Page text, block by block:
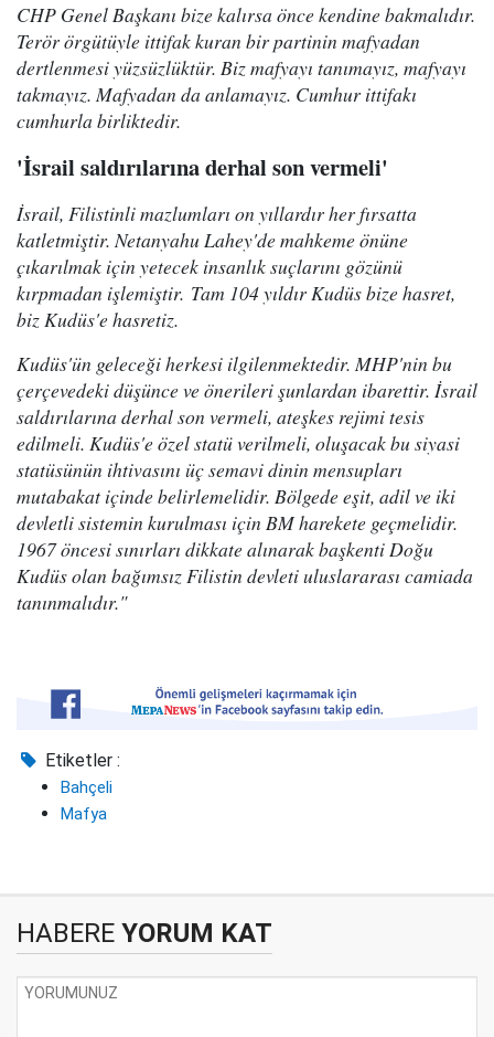
CHP Genel Başkanı bize kalırsa önce kendine bakmalıdır.
Terör örgütüyle ittifak kuran bir partinin mafyadan
dertlenmesi yüzsüzlüktür. Biz mafyayı tanımayız, mafyayı
takmayız. Mafyadan da anlamayız. Cumhur ittifakı
cumhurla birliktedir.
'İsrail saldırılarına derhal son vermeli'
İsrail, Filistinli mazlumları on yıllardır her fırsatta
katletmiştir. Netanyahu Lahey'de mahkeme önüne
çıkarılmak için yetecek insanlık suçlarını gözünü
kırpmadan işlemiştir. Tam 104 yıldır Kudüs bize hasret,
biz Kudüs'e hasretiz.
Kudüs'ün geleceği herkesi ilgilenmektedir. MHP'nin bu
çerçevedeki düşünce ve önerileri şunlardan ibarettir. İsrail
saldırılarına derhal son vermeli, ateşkes rejimi tesis
edilmeli. Kudüs'e özel statü verilmeli, oluşacak bu siyasi
statüsünün ihtivasını üç semavi dinin mensupları
mutabakat içinde belirlemelidir. Bölgede eşit, adil ve iki
devletli sistemin kurulması için BM harekete geçmelidir.
1967 öncesi sınırları dikkate alınarak başkenti Doğu
Kudüs olan bağımsız Filistin devleti uluslararası camiada
tanınmalıdır."
Etiketler :
Bahçeli
Mafya
HABERE YORUM KAT